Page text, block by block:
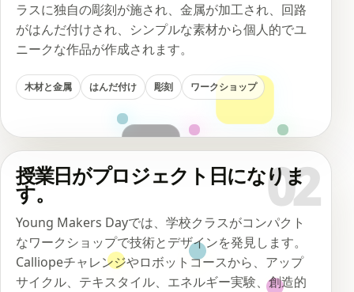
ラスに独自の彫刻が施され、金属が加工され、回路
がはんだ付けされ、シンプルな素材から個人的でユ
ニークな作品が作成されます。
木材と金属 はんだ付け 彫刻 ワークショップ
02
授業日がプロジェクト日になりま
す。
Young Makers Dayでは、学校クラスがコンパクト
なワークショップで技術とデザインを発見します。
Calliopeチャレンジやロボットコースから、アップ
サイクル、テキスタイル、エネルギー実験、創造的